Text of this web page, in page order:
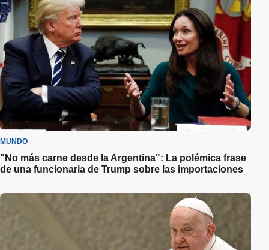
MUNDO
"No más carne desde la Argentina": La polémica frase
de una funcionaria de Trump sobre las importaciones